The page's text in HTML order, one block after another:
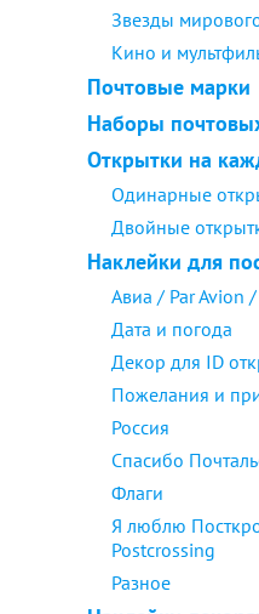
Звезды
Кино и
Почтовые марки
Наборы
Открытки на
Одинарные
Двойные
Наклейки для
Авиа / Par Avion
Дата и погода
Декор для ID
Пожелания и
Россия
Спасибо
Флаги
Я люблю
Postcrossing
Разное